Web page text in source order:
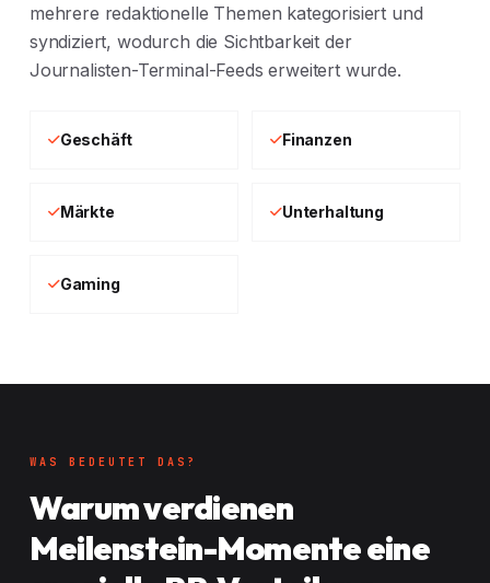
mehrere redaktionelle Themen kategorisiert und
syndiziert, wodurch die Sichtbarkeit der
Journalisten-Terminal-Feeds erweitert wurde.
Geschäft Finanzen
Märkte Unterhaltung
Gaming
WAS BEDEUTET DAS?
Warum verdienen
Meilenstein-Momente eine